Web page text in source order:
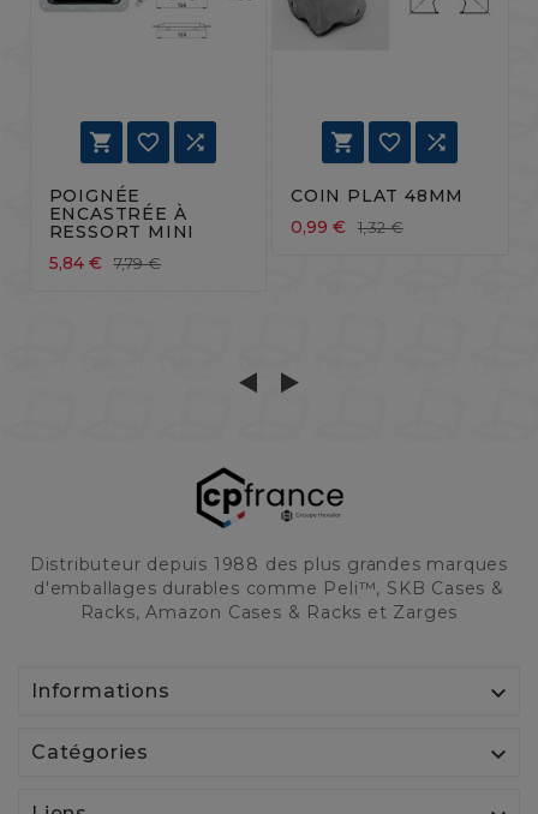
  
POIGNÉE
ENCASTRÉE À
RESSORT MINI
5,84 €
7,79 €
  
COIN PLAT 48MM
0,99 €
1,32 €
Distributeur depuis 1988 des plus grandes marques
d'emballages durables comme Peli™, SKB Cases &
Racks, Amazon Cases & Racks et Zarges
Informations 
Catégories 